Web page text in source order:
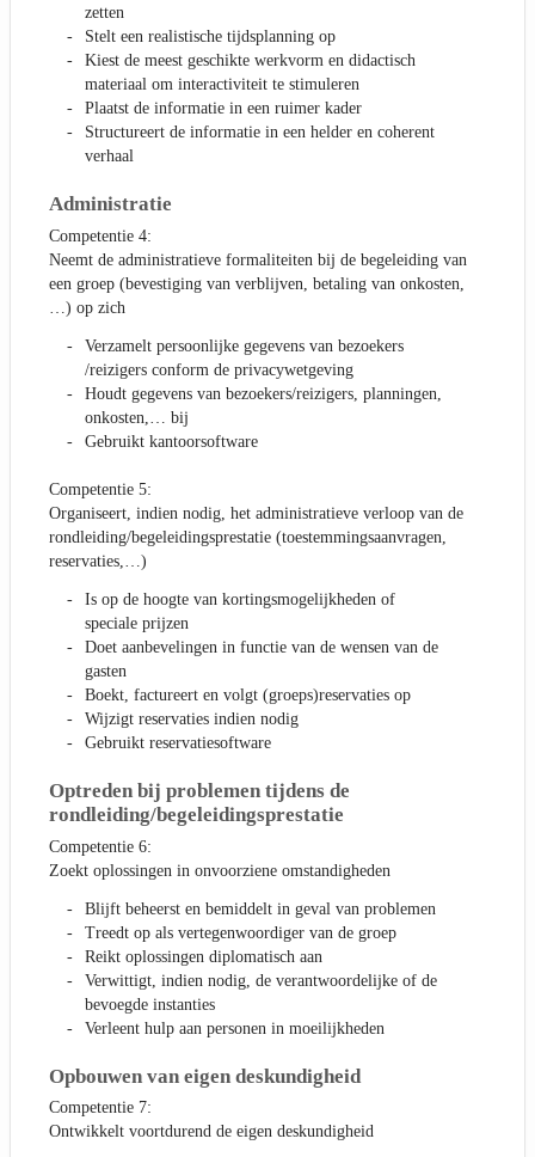
zetten
Stelt een realistische tijdsplanning op
Kiest de meest geschikte werkvorm en didactisch
materiaal om interactiviteit te stimuleren
Plaatst de informatie in een ruimer kader
Structureert de informatie in een helder en coherent
verhaal
Administratie
Competentie 4:
Neemt de administratieve formaliteiten bij de begeleiding van
een groep (bevestiging van verblijven, betaling van onkosten,
…) op zich
Verzamelt persoonlijke gegevens van bezoekers
/reizigers conform de privacywetgeving
Houdt gegevens van bezoekers/reizigers, planningen,
onkosten,… bij
Gebruikt kantoorsoftware
Competentie 5:
Organiseert, indien nodig, het administratieve verloop van de
rondleiding/begeleidingsprestatie (toestemmingsaanvragen,
reservaties,…)
Is op de hoogte van kortingsmogelijkheden of
speciale prijzen
Doet aanbevelingen in functie van de wensen van de
gasten
Boekt, factureert en volgt (groeps)reservaties op
Wijzigt reservaties indien nodig
Gebruikt reservatiesoftware
Optreden bij problemen tijdens de
rondleiding/begeleidingsprestatie
Competentie 6:
Zoekt oplossingen in onvoorziene omstandigheden
Blijft beheerst en bemiddelt in geval van problemen
Treedt op als vertegenwoordiger van de groep
Reikt oplossingen diplomatisch aan
Verwittigt, indien nodig, de verantwoordelijke of de
bevoegde instanties
Verleent hulp aan personen in moeilijkheden
Opbouwen van eigen deskundigheid
Competentie 7:
Ontwikkelt voortdurend de eigen deskundigheid